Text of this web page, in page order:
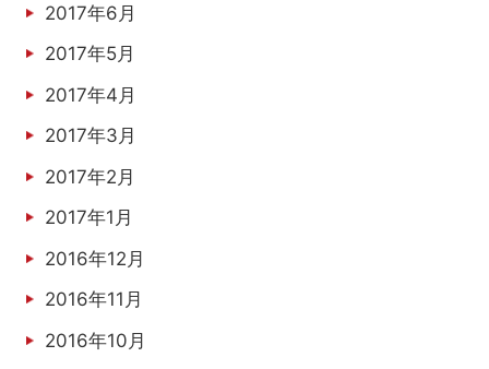
2017年6月
2017年5月
2017年4月
2017年3月
2017年2月
2017年1月
2016年12月
2016年11月
2016年10月